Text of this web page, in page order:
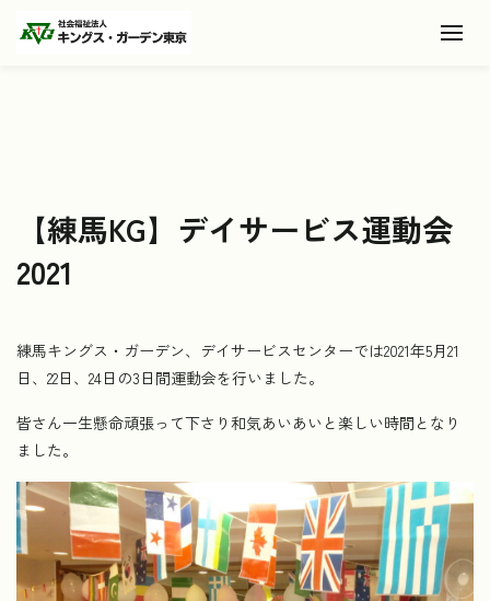
【練馬KG】デイサービス運動会
2021
練馬キングス・ガーデン、デイサービスセンターでは2021年5月21
日、22日、24日の3日間運動会を行いました。
皆さん一生懸命頑張って下さり和気あいあいと楽しい時間となり
ました。